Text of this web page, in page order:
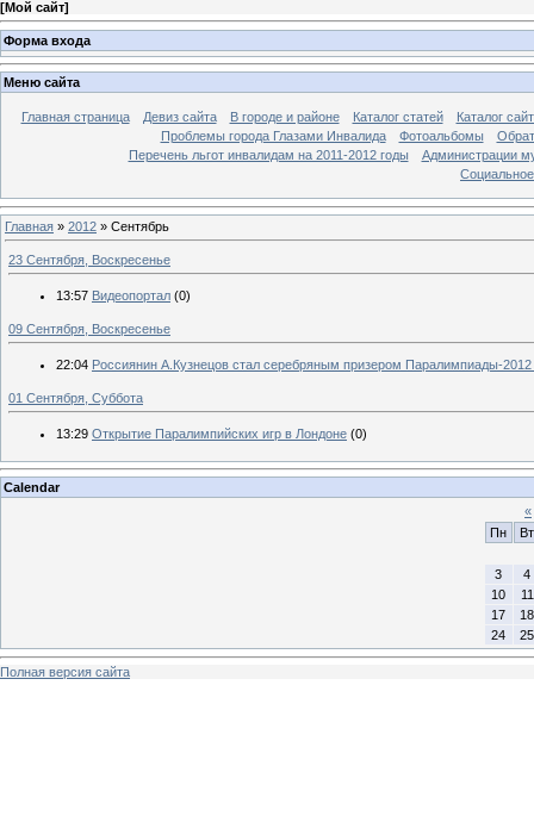
[Мой сайт]
Форма входа
Меню сайта
Главная страница Девиз сайта В городе и районе Каталог статей
Каталог
Проблемы города Глазами Инвалида
Фотоальбомы
Перечень льгот инвалидам на 2011-2012 годы
Администрации
Главная » 2012 » Сентябрь
23 Сентября, Воскресенье
13:57 Видеопортал (0)
09 Сентября, Воскресенье
22:04 Россиянин А.Кузнецов стал серебряным призером Паралимпиады-2012
01 Сентября, Суббота
13:29 Открытие Паралимпийских игр в Лондоне (0)
Calendar
«
Пн
Вт
3
4
10
11
17
18
24
25
Полная версия сайта